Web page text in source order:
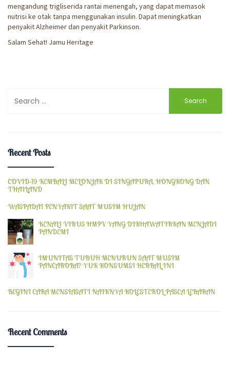
mengandung trigliserida rantai menengah, yang dapat memasok
nutrisi ke otak tanpa menggunakan insulin. Dapat meningkatkan
penyakit Alzheimer dan penyakit Parkinson.
Salam Sehat! Jamu Heritage
for:
Recent Posts
COVID-19 KEMBALI MELONJAK DI SINGAPURA, HONGKONG DAN
THAILAND
WASPADAI PENYAKIT SAAT MUSIM HUJAN
KENALI VIRUS HMPV YANG DIKHAWATIRKAN MENJADI
PANDEMI
IMUNITAS TUBUH MENURUN SAAT MUSIM
PANCAROBA? YUK KONSUMSI HERBAL INI
BEGINI CARA MENSIASATI NAIKNYA KOLESTEROL PASCA LEBARAN
Recent Comments